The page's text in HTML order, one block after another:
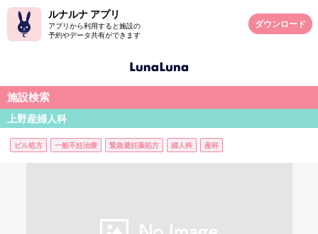
ルナルナ アプリ
アプリから利用すると施設の
予約やデータ共有ができます
ダウンロード
施設検索
上野産婦人科
ピル処方 一般不妊治療 緊急避妊薬処方 婦人科 産科